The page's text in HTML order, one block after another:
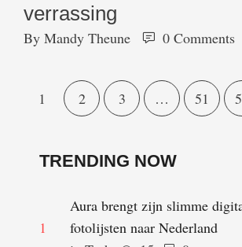
verrassing
By Mandy Theune 0 Comments
1 2 3 … 51
TRENDING NOW
1
Aura brengt zijn slimme
fotolijsten naar Nederland